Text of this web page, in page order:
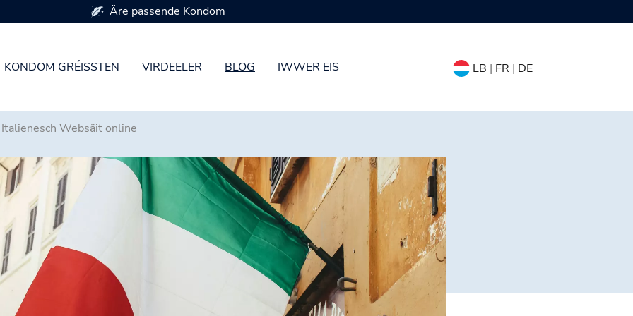
KONDOM GRÉISSTEN VIRDEELER BLOG IWWER EIS LB | FR | DE
Äre passende Kondom
Websäit online